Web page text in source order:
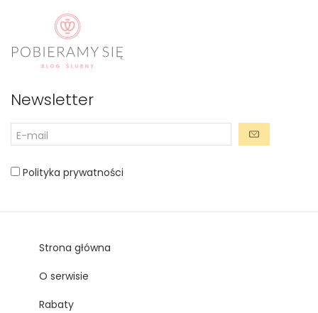
Newsletter
Polityka prywatności
Strona główna
O serwisie
Rabaty